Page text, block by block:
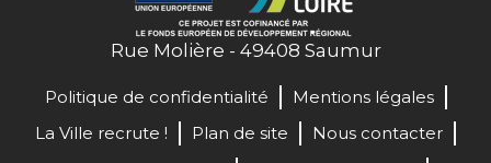
Rue Molière - 49408 Saumur
Politique de confidentialité
Mentions légales
La Ville recrute !
Plan de site
Nous contacter